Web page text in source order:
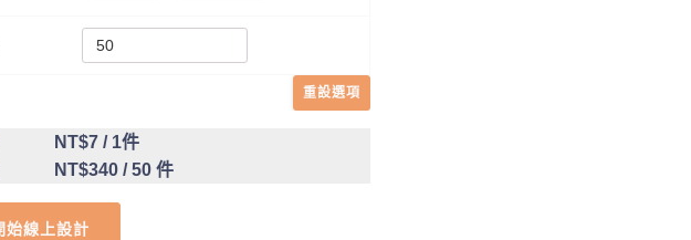
重設選項
NT$7 / 1件
NT$340 / 50 件
始線上設計